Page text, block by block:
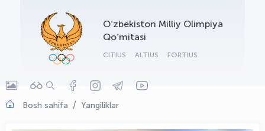
O‘zbekiston Milliy Olimpiya
Qo‘mitasi
CITIUS ALTIUS FORTIUS
Bosh sahifa Yangiliklar
OLYMPCHIK AI - yordamchi
Onlayn · olympic.uz